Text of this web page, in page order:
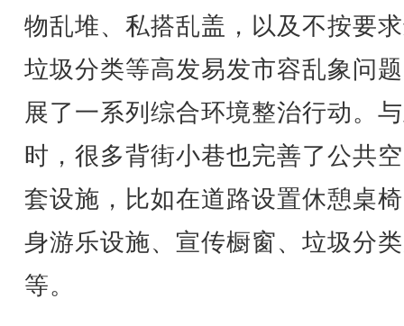
物乱堆、私搭乱盖，以及不按要
垃圾分类等高发易发市容乱象问
展了一系列综合环境整治行动。
时，很多背街小巷也完善了公共
套设施，比如在道路设置休憩桌
身游乐设施、宣传橱窗、垃圾分
等。